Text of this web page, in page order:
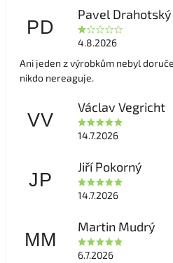
PD
Pavel Drahotský
4.8.2026
Ani jeden z výrobkům nebyl
nikdo nereaguje.
VV
Václav Vegricht
14.7.2026
JP
Jiří Pokorný
14.7.2026
MM
Martin Mudrý
6.7.2026